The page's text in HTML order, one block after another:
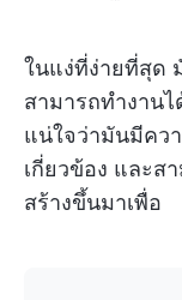
ในแง่ที่ง่ายที่สุด
สามารถทำงาน
แน่ใจว่ามันมีคว
เกี่ยวข้อง และส
สร้างขึ้นมาเพื่อ